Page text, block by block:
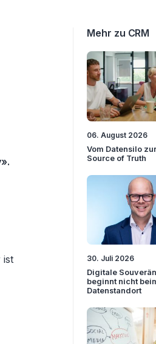
ist
Mehr zu CRM
06. August 2026
Vom Datensilo
Source of Truth
30. Juli 2026
Digitale
beginnt nicht
Datenstandort